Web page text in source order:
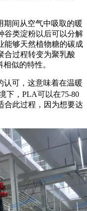
期间从空气中吸取的暖
谷类淀粉以后可以分解
能够天然植物糖的碳成
合过程转变为聚乳酸
似的特性。
认可，这意味着在温暖
下， PLA可以在75-80
合此过程，因为想要达